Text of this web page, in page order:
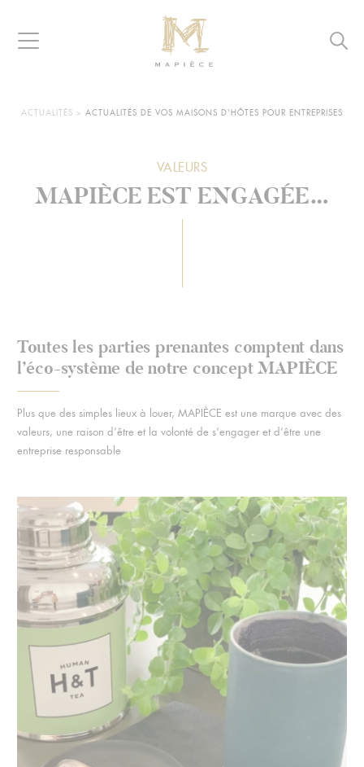
Aller à la navigation
d’hôtes
Navigation
VOUS
ACTUALITÉS > ACTUALITÉS DE VOS MAISONS D'HÔTES POUR ENTREPRISES
VALEURS
Toutes les parties prenantes comptent dans
l’éco-système de notre concept MAPIÈCE
Plus que des simples lieux à louer, MAPIÈCE est une marque avec des
valeurs, une raison d’être et la volonté de s’engager et d’être une
entreprise responsable